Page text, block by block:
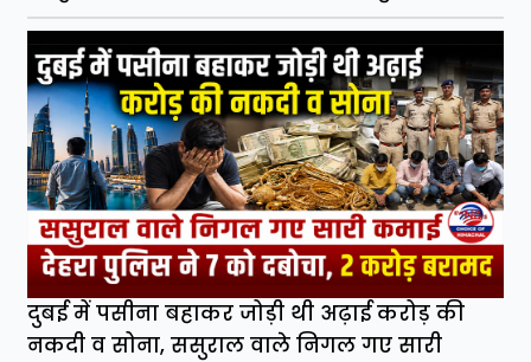
दुबई में पसीना बहाकर जोड़ी थी अढ़ाई करोड़ की
नकदी व सोना, ससुराल वाले निगल गए सारी